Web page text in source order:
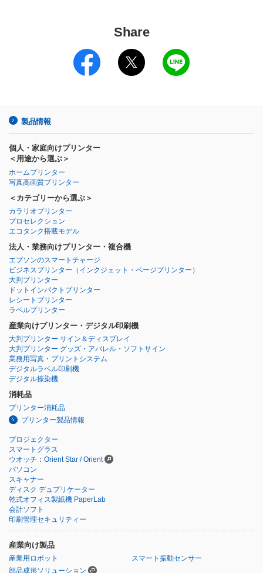
Share
製品情報
個人・家庭向けプリンター
＜用途から選ぶ＞
ホームプリンター
写真高画質プリンター
＜カテゴリーから選ぶ＞
カラリオプリンター
プロセレクション
エコタンク搭載モデル
法人・業務向けプリンター・複合機
エプソンのスマートチャージ
ビジネスプリンター （インクジェット・ページプリンター）
大判プリンター
ドットインパクトプリンター
レシートプリンター
ラベルプリンター
産業向けプリンター・デジタル印刷機
大判プリンター サイン＆ディスプレイ
大判プリンター グッズ・アパレル・ソフトサイン
業務用写真・プリントシステム
デジタルラベル印刷機
デジタル捺染機
消耗品
プリンター消耗品
プリンター製品情報
プロジェクター
スマートグラス
ウオッチ：Orient Star / Orient
パソコン
スキャナー
ディスク デュプリケーター
乾式オフィス製紙機 PaperLab
会計ソフト
印刷管理セキュリティー
産業向け製品
産業用ロボット
スマート振動センサー
部品成形ソリューション